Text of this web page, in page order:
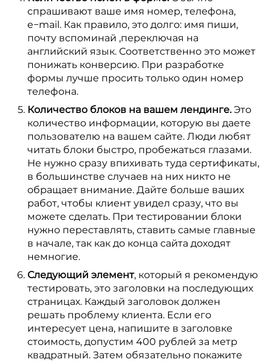
спрашивают ваше имя номер, телефона,
e−mail. Как правило, это долго: имя пиши,
почту вспоминай ,переключая на
английский язык. Соответственно это может
понижать конверсию. При разработке
формы лучше просить только один номер
телефона.
Количество блоков на вашем лендинге.Это
количество информации, которую вы даете
пользователю на вашем сайте. Люди любят
читать блоки быстро, пробежаться глазами.
Не нужно сразу впихивать туда сертификаты,
в большинстве случаев на них никто не
обращает внимание. Дайте больше ваших
работ, чтобы клиент увидел сразу, что вы
можете сделать. При тестировании блоки
нужно переставлять, ставить самые главные
в начале, так как до конца сайта доходят
немногие.
Следующий элемент, который я рекомендую
тестировать, это заголовки на последующих
страницах. Каждый заголовок должен
решать проблему клиента. Если его
интересует цена, напишите в заголовке
стоимость, допустим 400 рублей за метр
квадратный. Затем обязательно покажите